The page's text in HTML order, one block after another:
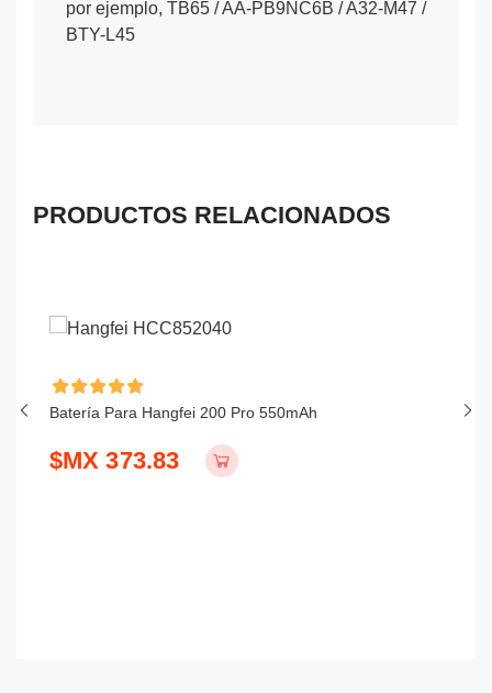
por ejemplo, TB65 / AA-PB9NC6B / A32-M47 /
BTY-L45
PRODUCTOS RELACIONADOS
Batería Para Hangfei 200 Pro 550mAh
$MX 373.83